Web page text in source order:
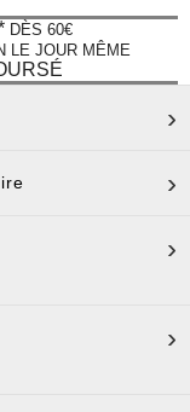
DÈS 60€
LE JOUR MÊME